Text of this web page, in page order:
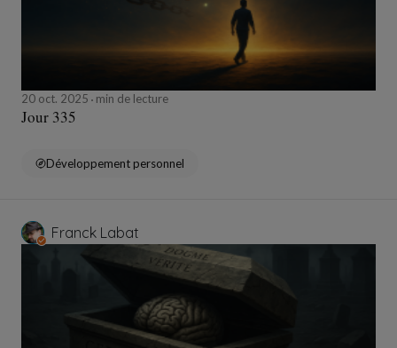
20 oct. 2025 min de lecture
Jour 335
Développement personnel
Franck Labat